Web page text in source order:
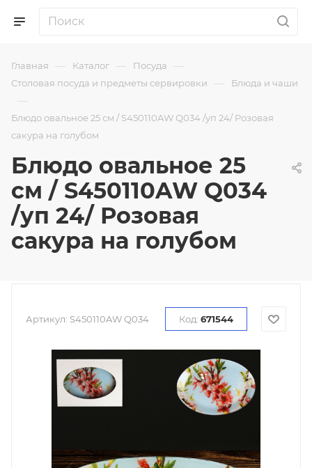
Главная — Каталог — Посуда —
Столовая посуда и предметы сервировки — Блюда и чаши
—
Блюдо овальное 25 см / S450110AW Q034 /уп 24/ Розовая
сакура на голубом
Блюдо овальное 25
см / S450110AW Q034
/уп 24/ Розовая
сакура на голубом
Артикул: S450110AW Q034 Код: 671544